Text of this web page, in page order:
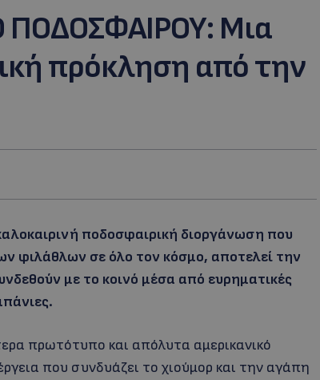
Μια
πρόκληση από την
ποδοσφαιρική διοργάνωση που
φιλάθλων σε όλο τον κόσμο, αποτελεί την
με το κοινό μέσα από ευρηματικές
πρωτότυπο και απόλυτα αμερικανικό
που συνδυάζει το χιούμορ και την αγάπη